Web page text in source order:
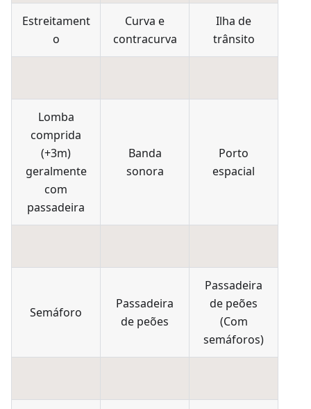
Estreitament
o
Curva e
contracurva
Ilha de
trânsito
Lomba
comprida
(+3m)
geralmente
com
passadeira
Banda
sonora
Porto
espacial
Semáforo
Passadeira
de peões
Passadeira
de peões
(Com
semáforos)